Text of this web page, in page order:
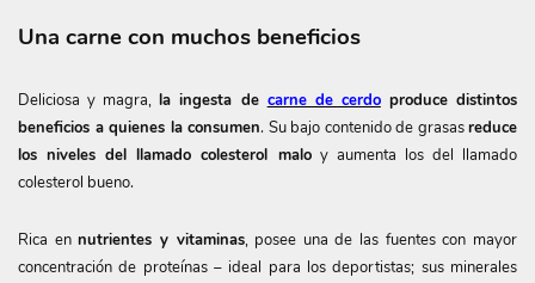
Una carne con muchos beneficios
Deliciosa y magra,la ingesta de carne de cerdoproduce distintos
beneficios a quienes la consumen. Su bajo contenido de grasasreduce
los niveles del llamado colesterol maloy aumenta los del llamado
colesterol bueno.
Rica ennutrientes y vitaminas, posee una de las fuentes con mayor
concentración de proteínas – ideal para los deportistas; sus minerales